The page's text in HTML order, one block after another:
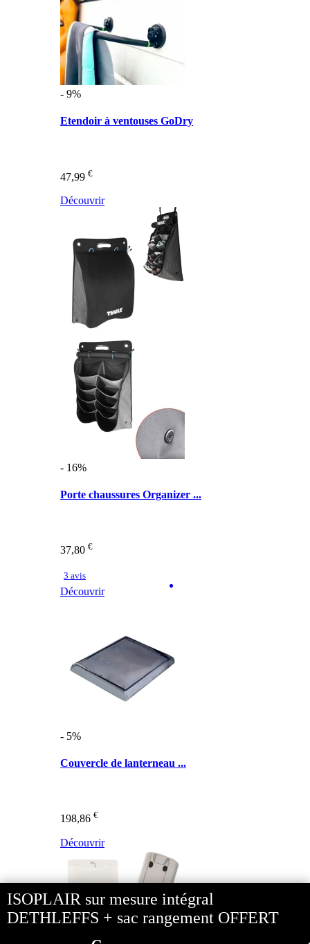
- 9%
Etendoir à ventouses GoDry
47,99 €
Découvrir
- 16%
Porte chaussures Organizer ...
37,80 €
3 avis
Découvrir
- 5%
Couvercle de lanterneau ...
198,86 €
Découvrir
ISOPLAIR sur mesure intégral
DETHLEFFS + sac rangement OFFERT